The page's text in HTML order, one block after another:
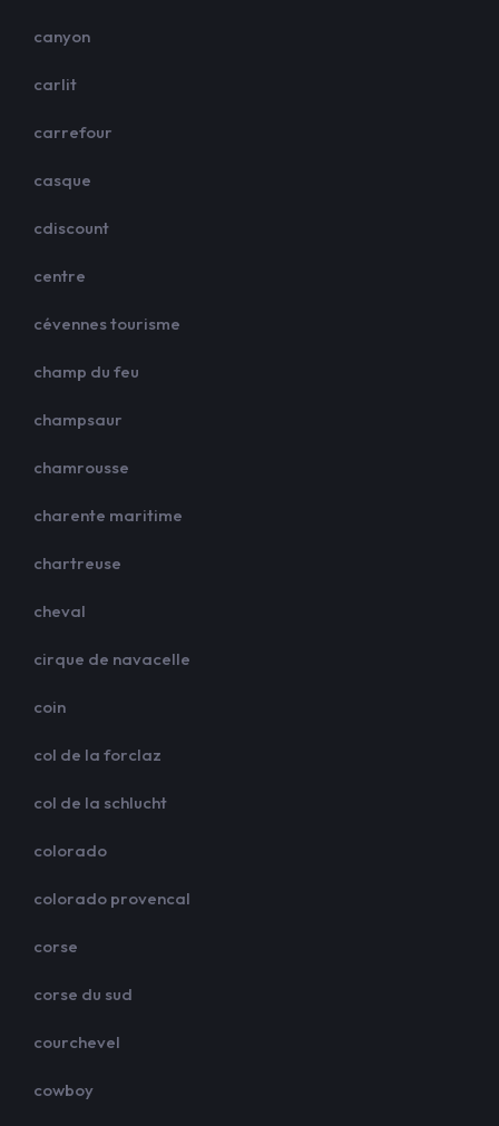
canyon
carlit
carrefour
casque
cdiscount
centre
cévennes tourisme
champ du feu
champsaur
chamrousse
charente maritime
chartreuse
cheval
cirque de navacelle
coin
col de la forclaz
col de la schlucht
colorado
colorado provencal
corse
corse du sud
courchevel
cowboy